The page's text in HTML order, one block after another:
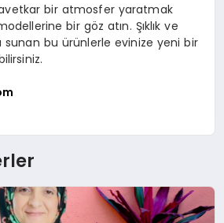
bir atmosfer yaratmak
bir göz atın. Şıklık ve
sunan bu ürünlerle evinize yeni bir